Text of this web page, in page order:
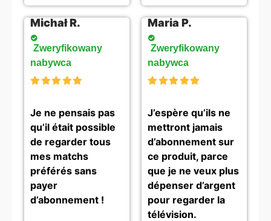
Michał R.
Zweryfikowany
nabywca
Je ne pensais pas
qu’il était possible
de regarder tous
mes matchs
préférés sans
payer
d’abonnement !
Maria P.
Zweryfikowany
nabywca
J’espère qu’ils ne
mettront jamais
d’abonnement sur
ce produit, parce
que je ne veux plus
dépenser d’argent
pour regarder la
télévision.